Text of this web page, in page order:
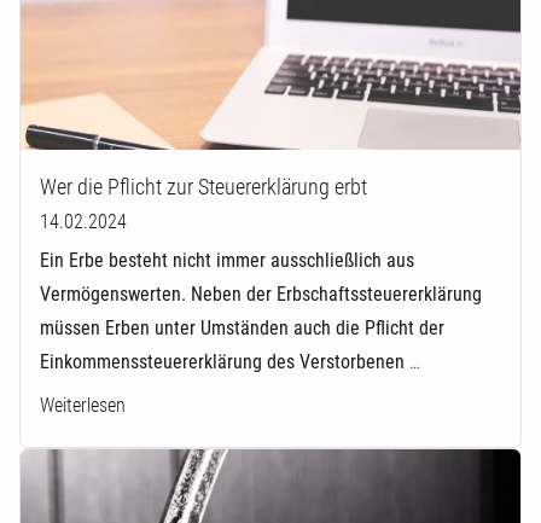
Wer die Pflicht zur Steuererklärung erbt
14.02.2024
Ein Erbe besteht nicht immer ausschließlich aus
Vermögenswerten. Neben der Erbschaftssteuererklärung
müssen Erben unter Umständen auch die Pflicht der
Einkommenssteuererklärung des Verstorbenen …
Weiterlesen